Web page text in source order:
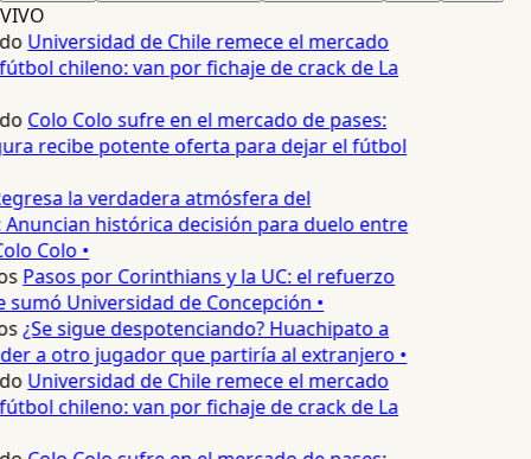
VIVO
Universidad de Chile remece el mercado
chileno: van por fichaje de crack de La
Colo Colo sufre en el mercado de pases:
recibe potente oferta para dejar el fútbol
la verdadera atmósfera del
histórica decisión para duelo entre
Colo •
Pasos por Corinthians y la UC: el refuerzo
Universidad de Concepción •
¿Se sigue despotenciando? Huachipato a
a otro jugador que partiría al extranjero •
Universidad de Chile remece el mercado
chileno: van por fichaje de crack de La